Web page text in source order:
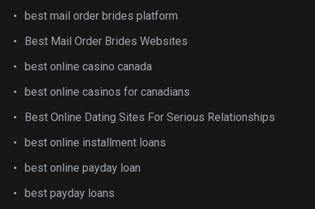
best mail order brides platform
Best Mail Order Brides Websites
best online casino canada
best online casinos for canadians
Best Online Dating Sites For Serious Relationships
best online installment loans
best online payday loan
best payday loans